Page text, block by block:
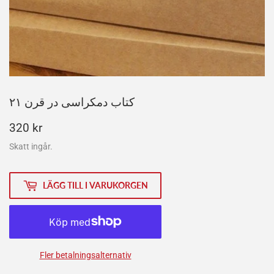
کتاب دمکراسی در قرن ۲۱
320 kr320
kr
Skatt ingår.
LÄGG TILL I VARUKORGEN
Fler betalningsalternativ